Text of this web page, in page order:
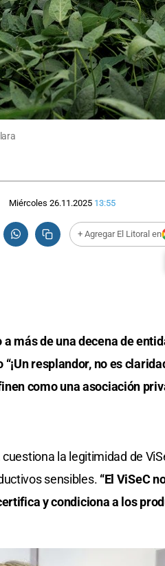
Miércoles 26.11.2025 13:55
+ Agregar El Litoral en
más de una decena de
resplandor, no es
como una asociación
la legitimidad de
sensibles. “El ViSeC
y condiciona a los